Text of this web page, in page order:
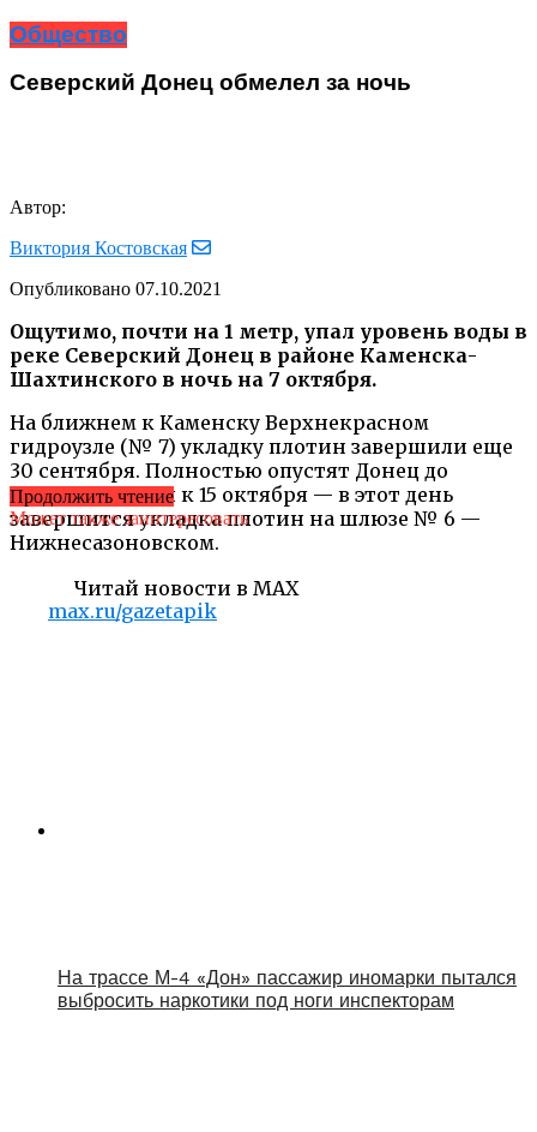
Общество
Северский Донец обмелел за ночь
Автор:
Виктория Костовская
Опубликовано 07.10.2021
Ощутимо, почти на 1 метр, упал уровень воды в
реке Северский Донец в районе Каменска-
Шахтинского в ночь на 7 октября.
На ближнем к Каменску Верхнекрасном
гидроузле (№ 7) укладку плотин завершили еще
30 сентября. Полностью опустят Донец до
зимнего уровня к 15 октября — в этот день
завершится укладка плотин на шлюзе № 6 —
Нижнесазоновском.
Читай новости в MAX
max.ru/gazetapik
Продолжить чтение
Может также заинтересовать
На трассе М-4 «Дон» пассажир иномарки пытался
выбросить наркотики под ноги инспекторам